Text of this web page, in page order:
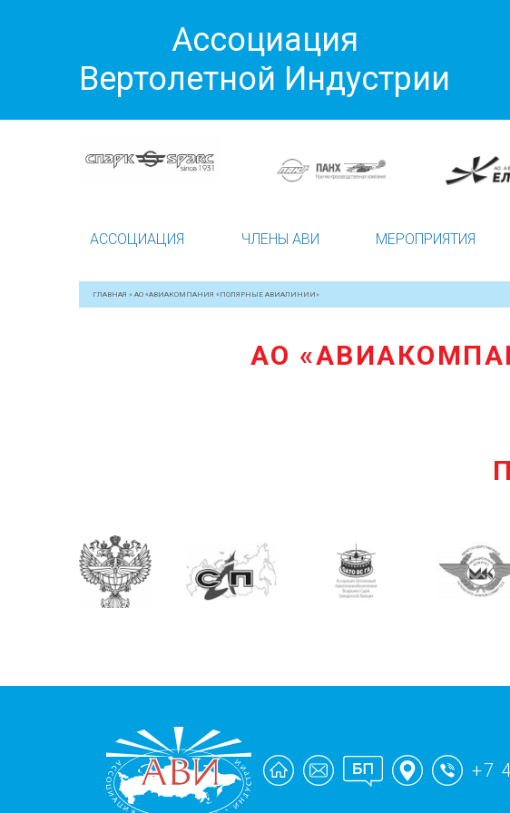
Ассоциация
Вертолетной Индустрии
АССОЦИАЦИЯ ЧЛЕНЫ АВИ МЕРОПРИЯТИЯ
ГЛАВНАЯ » АО «АВИАКОМПАНИЯ «ПОЛЯРНЫЕ АВИАЛИНИИ»
АО
+7